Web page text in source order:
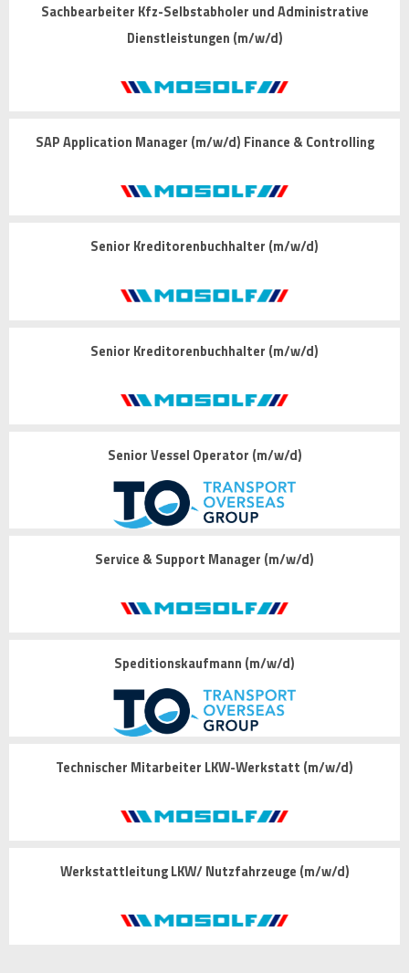
Sachbearbeiter Kfz-Selbstabholer und Administrative
Dienstleistungen (m/w/d)
SAP Application Manager (m/w/d) Finance & Controlling
Senior Kreditorenbuchhalter (m/w/d)
Senior Kreditorenbuchhalter (m/w/d)
Senior Vessel Operator (m/w/d)
Service & Support Manager (m/w/d)
Speditionskaufmann (m/w/d)
Technischer Mitarbeiter LKW-Werkstatt (m/w/d)
Werkstattleitung LKW/ Nutzfahrzeuge (m/w/d)